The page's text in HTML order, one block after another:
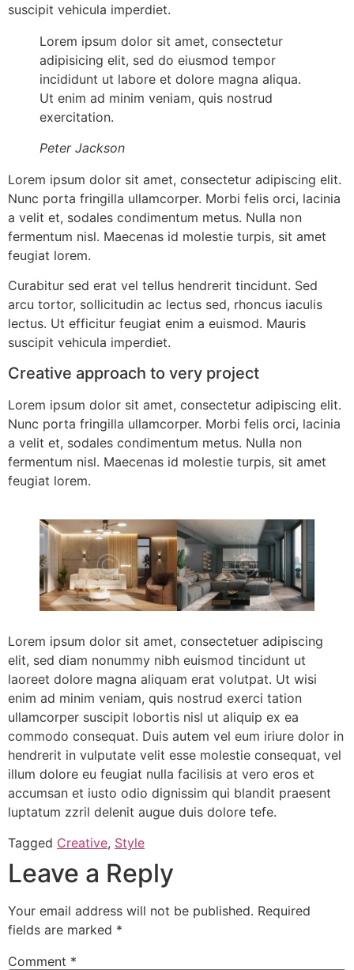
suscipit vehicula imperdiet.
Lorem ipsum dolor sit amet, consectetur
adipisicing elit, sed do eiusmod tempor
incididunt ut labore et dolore magna aliqua.
Ut enim ad minim veniam, quis nostrud
exercitation.
Peter Jackson
Lorem ipsum dolor sit amet, consectetur adipiscing elit.
Nunc porta fringilla ullamcorper. Morbi felis orci, lacinia
a velit et, sodales condimentum metus. Nulla non
fermentum nisl. Maecenas id molestie turpis, sit amet
feugiat lorem.
Curabitur sed erat vel tellus hendrerit tincidunt. Sed
arcu tortor, sollicitudin ac lectus sed, rhoncus iaculis
lectus. Ut efficitur feugiat enim a euismod. Mauris
suscipit vehicula imperdiet.
Creative approach to very project
Lorem ipsum dolor sit amet, consectetur adipiscing elit.
Nunc porta fringilla ullamcorper. Morbi felis orci, lacinia
a velit et, sodales condimentum metus. Nulla non
fermentum nisl. Maecenas id molestie turpis, sit amet
feugiat lorem.
Lorem ipsum dolor sit amet, consectetuer adipiscing
elit, sed diam nonummy nibh euismod tincidunt ut
laoreet dolore magna aliquam erat volutpat. Ut wisi
enim ad minim veniam, quis nostrud exerci tation
ullamcorper suscipit lobortis nisl ut aliquip ex ea
commodo consequat. Duis autem vel eum iriure dolor in
hendrerit in vulputate velit esse molestie consequat, vel
illum dolore eu feugiat nulla facilisis at vero eros et
accumsan et iusto odio dignissim qui blandit praesent
luptatum zzril delenit augue duis dolore tefe.
Tagged Creative, Style
Leave a Reply
Your email address will not be published. Required
fields are marked *
Comment *